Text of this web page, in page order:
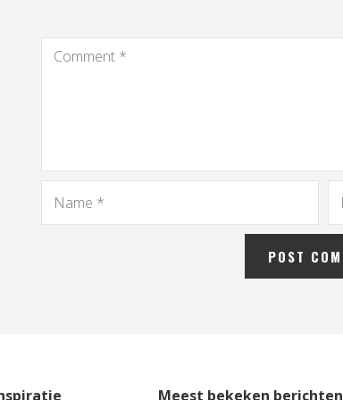
Meest bekeken berichten